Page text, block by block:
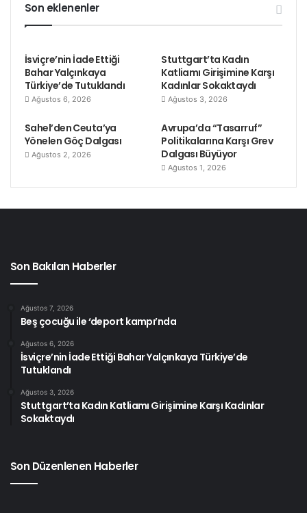
Son eklenenler
İsviçre’nin İade Ettiği
Bahar Yalçınkaya
Türkiye’de Tutuklandı
Ağustos 6, 2026
Stuttgart’ta Kadın
Katliamı Girişimine Karşı
Kadınlar Sokaktaydı
Ağustos 3, 2026
Sahel’den Ceuta’ya
Yönelen Göç Dalgası
Ağustos 2, 2026
Avrupa’da “Tasarruf”
Politikalarına Karşı Grev
Dalgası Büyüyor
Ağustos 1, 2026
Son Bakılan Haberler
Ağustos 7, 2026
Beş çocuğu ile ‘deport kampı’nda
Ağustos 6, 2026
İsviçre’nin İade Ettiği Bahar Yalçınkaya Türkiye’de
Tutuklandı
Ağustos 3, 2026
Stuttgart’ta Kadın Katliamı Girişimine Karşı Kadınlar
Sokaktaydı
Son Düzenlenen Haberler